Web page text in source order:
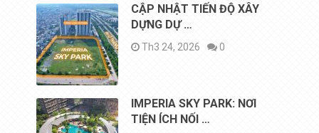
CẬP NHẬT TIẾN ĐỘ XÂY
DỰNG DỰ …
Th3 24, 2026 0
IMPERIA SKY PARK: NƠI
TIỆN ÍCH NỐI …